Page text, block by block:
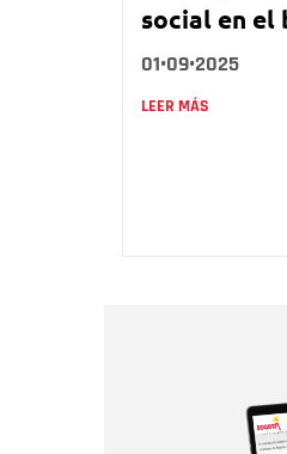
social en el
01•09•2025
LEER MÁS